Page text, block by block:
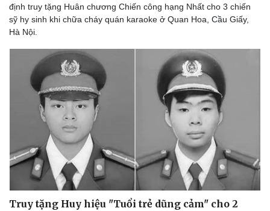
định truy tặng Huân chương Chiến công hạng Nhất cho 3 chiến
sỹ hy sinh khi chữa cháy quán karaoke ở Quan Hoa, Cầu Giấy,
Hà Nội.
Truy tặng Huy hiệu "Tuổi trẻ dũng cảm" cho 2